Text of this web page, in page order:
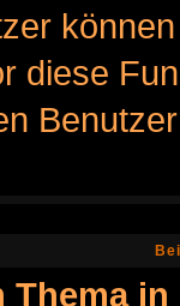
diese
Thema